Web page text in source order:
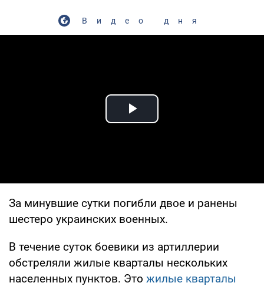
Видео дня
Play Video
За минувшие сутки погибли двое и ранены
шестеро украинских военных.
В течение суток боевики из артиллерии
обстреляли жилые кварталы нескольких
населенных пунктов. Это жилые кварталы